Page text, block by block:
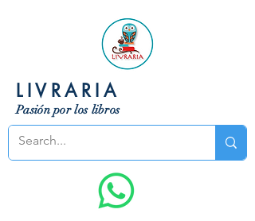
LIVRARIA
Pasión por los libros